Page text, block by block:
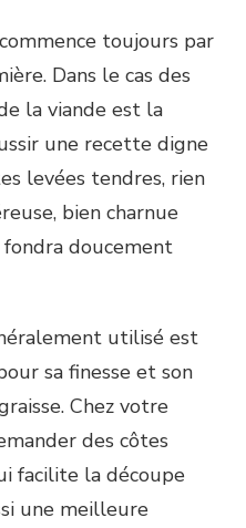
toujours par
Dans le cas des
la viande est la
une recette digne
levées tendres, rien
bien charnue
doucement
utilisé est
sa finesse et son
Chez votre
des côtes
facilite la découpe
une meilleure